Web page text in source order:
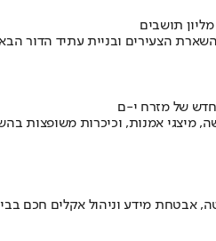
הצעירים ובניית עתיד הדור
של מזרח י-ם
אבטחת מידע וניהול אקלים חכם